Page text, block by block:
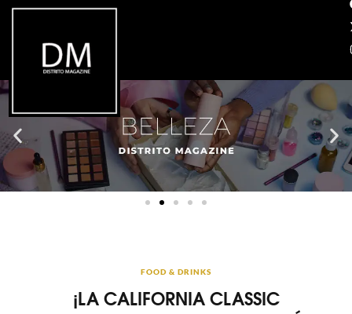
FOOD & DRINKS
¡LA CALIFORNIA CLASSIC